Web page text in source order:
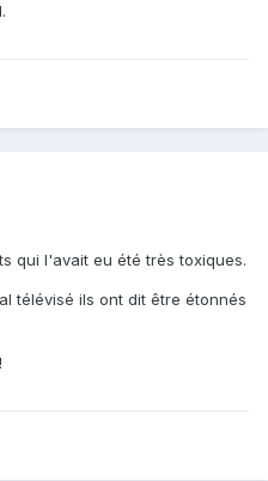
qui l'avait eu été très toxiques.
télévisé ils ont dit être étonnés